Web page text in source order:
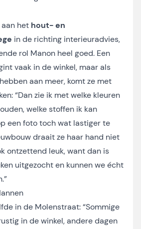
het hout- en
in de richting interieuradvies,
rol Manon heel goed. Een
vaak in de winkel, maar als
aan meer, komt ze met
“Dan zie ik met welke kleuren
welke stoffen ik kan
een foto toch wat lastiger te
draait ze haar hand niet
ontzettend leuk, want dan is
uitgezocht en kunnen we écht
in de Molenstraat: “Sommige
in de winkel, andere dagen